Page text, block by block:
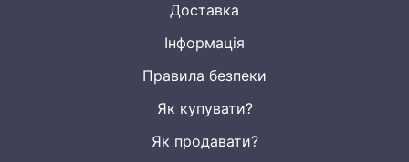
Доставка
Інформація
Правила безпеки
Як купувати?
Як продавати?